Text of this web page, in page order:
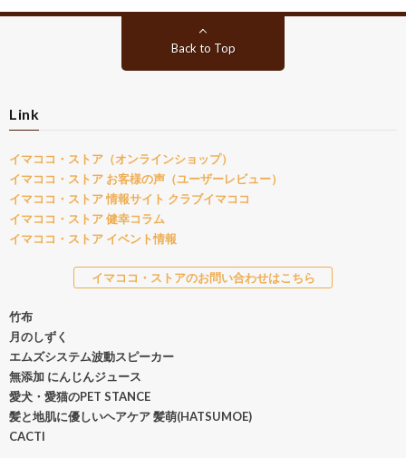
Back to Top
Link
イマココ・ストア（オンラインショップ）
イマココ・ストア お客様の声（ユーザーレビュー）
イマココ・ストア 情報サイト クラブイマココ
イマココ・ストア 健幸コラム
イマココ・ストア イベント情報
イマココ・ストアのお問い合わせはこちら
竹布
月のしずく
エムズシステム波動スピーカー
無添加 にんじんジュース
愛犬・愛猫のPET STANCE
髪と地肌に優しいヘアケア 髪萌(HATSUMOE)
CACTI